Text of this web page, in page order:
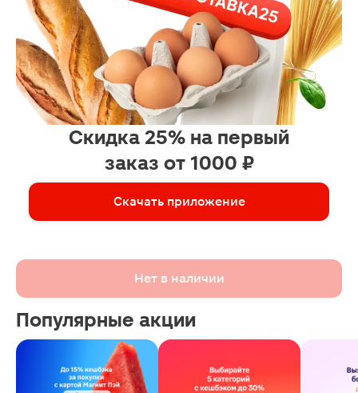
Скидка 25% на первый
заказ от 1000 ₽
Скачать приложение
Нет в наличии
Популярные акции